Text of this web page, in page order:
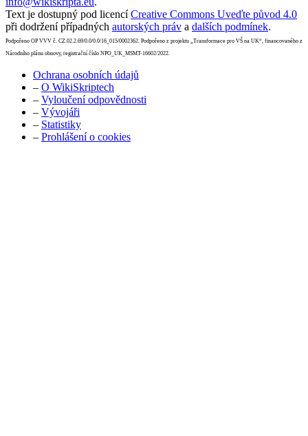
Text je dostupný pod licencíCreative Commons Uveďte původ 4.0
při dodržení případných autorských práv a dalších podmínek.
Podpořeno OP VVV č. CZ.02.2.69/0.0/0.0/16_015/0002362. Podpořeno z projektu „Transformace pro VŠ na UK“, financovaného z
Národního plánu obnovy, registrační číslo NPO_UK_MSMT-16602/2022.
Ochrana osobních údajů
– O WikiSkriptech
– Vyloučení odpovědnosti
– Vývojáři
– Statistiky
– Prohlášení o cookies